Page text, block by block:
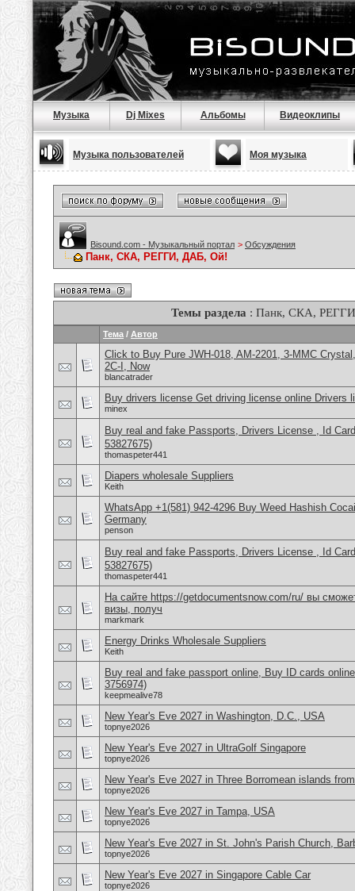
Музыка Dj Mixes Альбомы Видеоклипы
Музыка пользователей Моя музыка
Bisound.com - Музыкальный портал > Обсуждения
Панк, СКА, РЕГГИ, ДАБ, Ой!
Темы раздела : Панк, СКА,
Тема / Автор
Click to Buy Pure JWH-018, AM-2201, 3-MMC
2C-I, Now
blancatrader
Buy drivers license Get driving license online Drivers
minex
Buy real and fake Passports, Drivers License , Id
53827675)
thomaspeter441
Diapers wholesale Suppliers
Keith
WhatsApp +1(581) 942-4296 Buy Weed Hashish
Germany
penson
Buy real and fake Passports, Drivers License , Id
53827675)
thomaspeter441
На сайте https://getdocumentsnow.com/ru/ вы
визы, получ
markmark
Energy Drinks Wholesale Suppliers
Keith
Buy real and fake passport online, Buy ID cards
3756974)
keepmealive78
New Year's Eve 2027 in Washington, D.C., USA
topnye2026
New Year's Eve 2027 in UltraGolf Singapore
topnye2026
New Year's Eve 2027 in Three Borromean islands
topnye2026
New Year's Eve 2027 in Tampa, USA
topnye2026
New Year's Eve 2027 in St. John's Parish Church,
topnye2026
New Year's Eve 2027 in Singapore Cable Car
topnye2026